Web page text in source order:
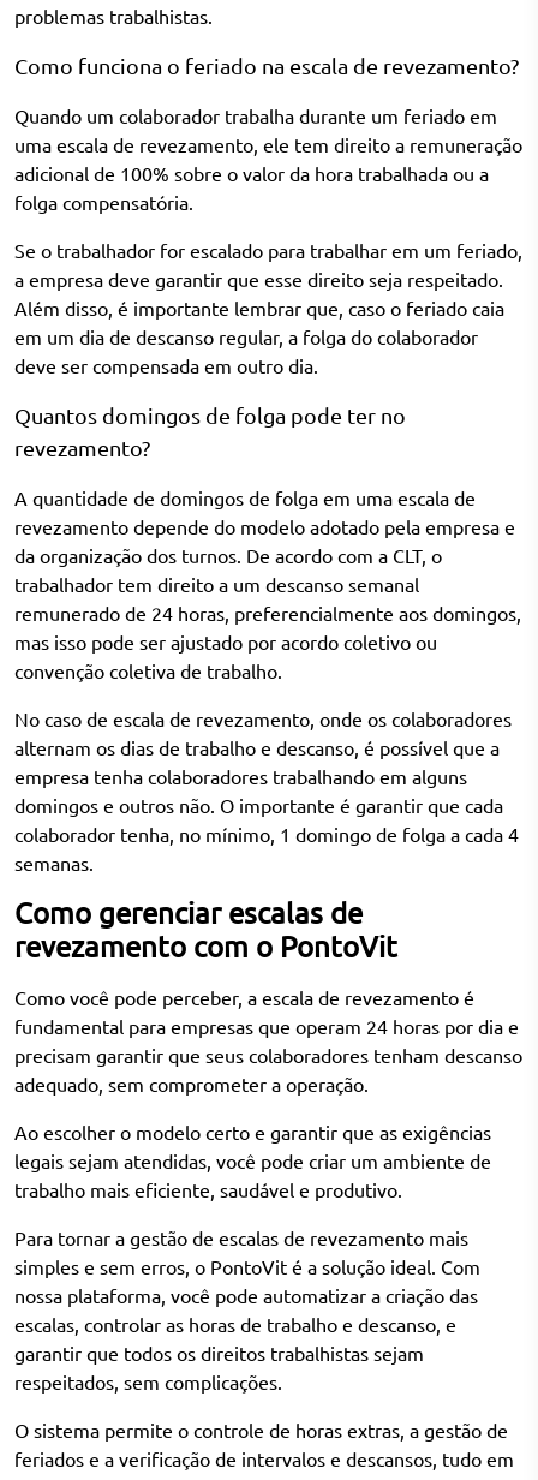
problemas trabalhistas.
Como funciona o feriado na escala de revezamento?
Quando um colaborador trabalha durante um feriado em
uma escala de revezamento, ele tem direito a remuneração
adicional de 100% sobre o valor da hora trabalhada ou a
folga compensatória.
Se o trabalhador for escalado para trabalhar em um feriado,
a empresa deve garantir que esse direito seja respeitado.
Além disso, é importante lembrar que, caso o feriado caia
em um dia de descanso regular, a folga do colaborador
deve ser compensada em outro dia.
Quantos domingos de folga pode ter no
revezamento?
A quantidade de domingos de folga em uma escala de
revezamento depende do modelo adotado pela empresa e
da organização dos turnos. De acordo com a CLT, o
trabalhador tem direito a um descanso semanal
remunerado de 24 horas, preferencialmente aos domingos,
mas isso pode ser ajustado por acordo coletivo ou
convenção coletiva de trabalho.
No caso de escala de revezamento, onde os colaboradores
alternam os dias de trabalho e descanso, é possível que a
empresa tenha colaboradores trabalhando em alguns
domingos e outros não. O importante é garantir que cada
colaborador tenha, no mínimo, 1 domingo de folga a cada 4
semanas.
Como gerenciar escalas de
revezamento com o PontoVit
Como você pode perceber, a escala de revezamento é
fundamental para empresas que operam 24 horas por dia e
precisam garantir que seus colaboradores tenham descanso
adequado, sem comprometer a operação.
Ao escolher o modelo certo e garantir que as exigências
legais sejam atendidas, você pode criar um ambiente de
trabalho mais eficiente, saudável e produtivo.
Para tornar a gestão de escalas de revezamento mais
simples e sem erros, o PontoVit é a solução ideal. Com
nossa plataforma, você pode automatizar a criação das
escalas, controlar as horas de trabalho e descanso, e
garantir que todos os direitos trabalhistas sejam
respeitados, sem complicações.
O sistema permite o controle de horas extras, a gestão de
feriados e a verificação de intervalos e descansos, tudo em